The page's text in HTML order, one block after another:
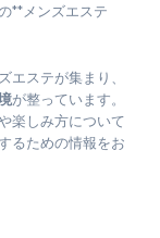
**メンズエステ
エステが集まり、
が整っています。
楽しみ方について
るための情報をお